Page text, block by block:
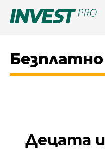
Безплатно
Децата